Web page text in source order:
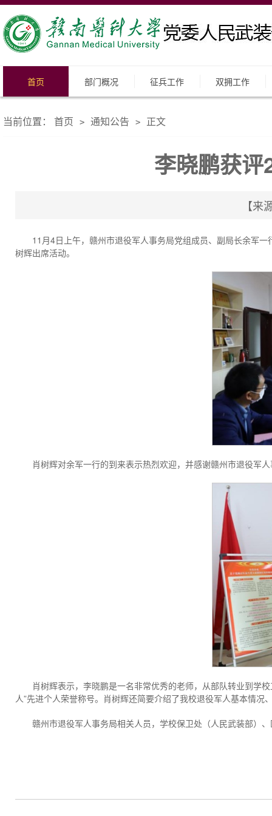
首页 部门概况 征兵工作 双拥工作
当前位置： 首页 > 通知公告 > 正文
李晓鹏获评
【
11月4日上午，赣州市退役军人事务局党组成员、副局长余军
树辉出席活动。
肖树辉对余军一行的到来表示热烈欢迎，并感谢赣州市退役军
肖树辉表示，李晓鹏是一名非常优秀的老师，从部队转业到学
人”先进个人荣誉称号。肖树辉还简要介绍了我校退役军人基本情
赣州市退役军人事务局相关人员，学校保卫处（人民武装部）